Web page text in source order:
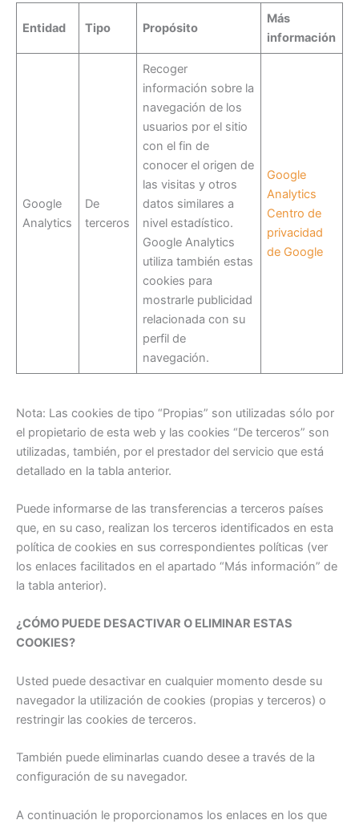
Entidad Tipo Propósito
Más
información
Google
Analytics
De
terceros
Recoger
información sobre la
navegación de los
usuarios por el sitio
con el fin de
conocer el origen de
las visitas y otros
datos similares a
nivel estadístico.
Google Analytics
utiliza también estas
cookies para
mostrarle publicidad
relacionada con su
perfil de
navegación.
Google
Analytics
Centro de
privacidad
de Google
Nota: Las cookies de tipo “Propias” son utilizadas sólo por
el propietario de esta web y las cookies “De terceros” son
utilizadas, también, por el prestador del servicio que está
detallado en la tabla anterior.
Puede informarse de las transferencias a terceros países
que, en su caso, realizan los terceros identificados en esta
política de cookies en sus correspondientes políticas (ver
los enlaces facilitados en el apartado “Más información” de
la tabla anterior).
¿CÓMO PUEDE DESACTIVAR O ELIMINAR ESTAS
COOKIES?
Usted puede desactivar en cualquier momento desde su
navegador la utilización de cookies (propias y terceros) o
restringir las cookies de terceros.
También puede eliminarlas cuando desee a través de la
configuración de su navegador.
A continuación le proporcionamos los enlaces en los que